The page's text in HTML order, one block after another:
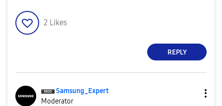
2 Likes
REPLY
Samsung_Expert
Moderator